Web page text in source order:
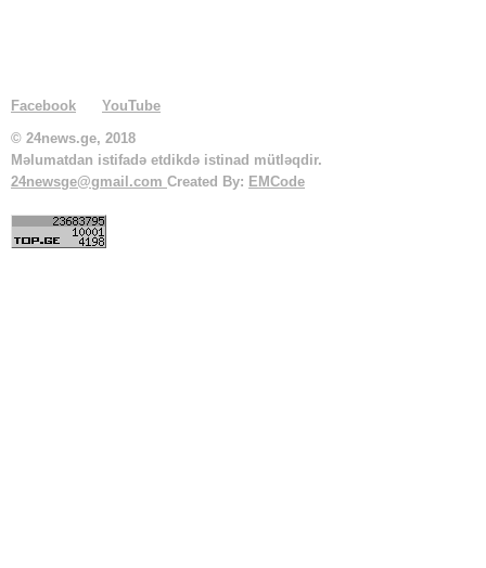
Facebook YouTube
© 24news.ge, 2018
Məlumatdan istifadə etdikdə istinad mütləqdir.
24newsge@gmail.com Created By: EMCode